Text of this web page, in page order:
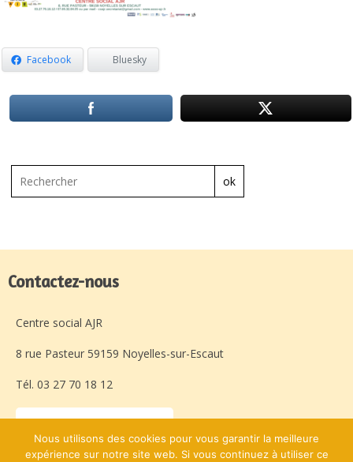
Facebook Bluesky
ok
Contactez-nous
Centre social AJR
8 rue Pasteur 59159 Noyelles-sur-Escaut
Tél. 03 27 70 18 12
Laissez-nous un message
Nous utilisons des cookies pour vous garantir la meilleure
expérience sur notre site web. Si vous continuez à utiliser ce